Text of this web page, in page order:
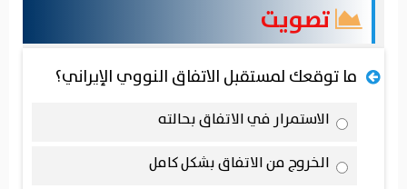
تصويت
ما توقعك لمستقبل الاتفاق النووي الإيراني؟
الاستمرار في الاتفاق بحالته
الخروج من الاتفاق بشكل كامل